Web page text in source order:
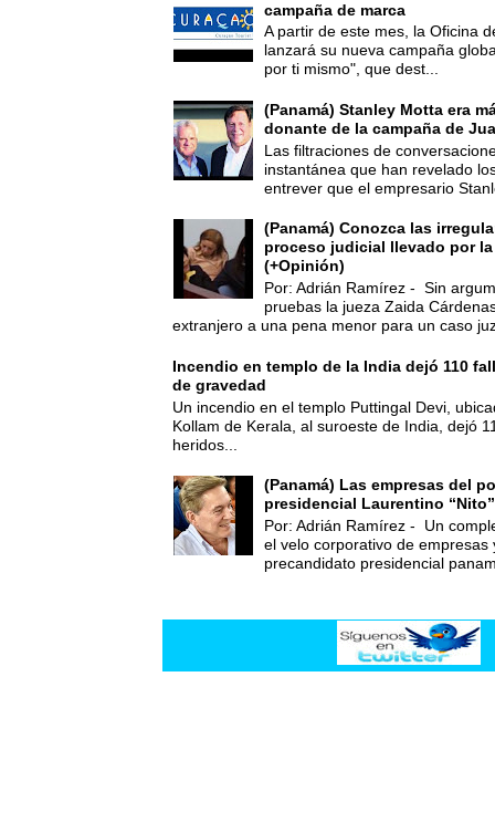
campaña de marca
A partir de este mes, la Oficina
lanzará su nueva campaña
por ti mismo", que dest...
(Panamá) Stanley Motta era
donante de la campaña de
Las filtraciones de
instantánea que han revelado
entrever que el empresario
(Panamá) Conozca las
proceso judicial llevado por
(+Opinión)
Por: Adrián Ramírez - Sin
pruebas la jueza Zaida
extranjero a una pena menor para un caso
Incendio en templo de la India dejó 110
de gravedad
Un incendio en el templo Puttingal Devi,
Kollam de Kerala, al suroeste de India, dejó
heridos...
(Panamá) Las empresas del
presidencial Laurentino
Por: Adrián Ramírez - Un
el velo corporativo de empresas
precandidato presidencial